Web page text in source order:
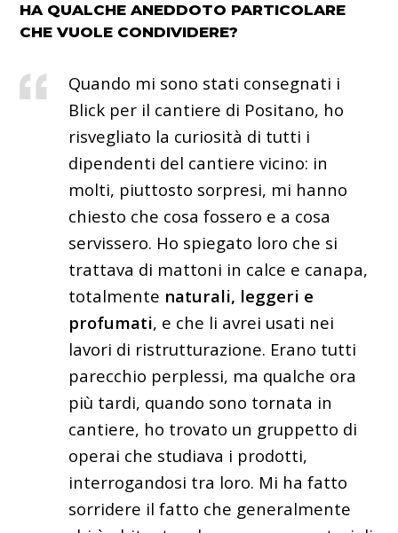
HA QUALCHE ANEDDOTO PARTICOLARE
CHE VUOLE CONDIVIDERE?
Quando mi sono stati consegnati i
Blick per il cantiere di Positano, ho
risvegliato la curiosità di tutti i
dipendenti del cantiere vicino: in
molti, piuttosto sorpresi, mi hanno
chiesto che cosa fossero e a cosa
servissero. Ho spiegato loro che si
trattava di mattoni in calce e canapa,
totalmente naturali, leggeri e
profumati, e che li avrei usati nei
lavori di ristrutturazione. Erano tutti
parecchio perplessi, ma qualche ora
più tardi, quando sono tornata in
cantiere, ho trovato un gruppetto di
operai che studiava i prodotti,
interrogandosi tra loro. Mi ha fatto
sorridere il fatto che generalmente